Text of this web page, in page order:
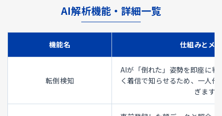
AI解析機能・詳細一覧
機能名 仕組みとメ
転倒検知
AIが「倒れた」姿勢を即座に判
く着信で知らせるため、一人
ぎます。